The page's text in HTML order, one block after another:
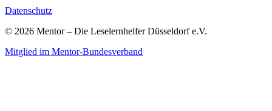
Datenschutz
© 2026 Mentor – Die Leselernhelfer Düsseldorf e.V.
Mitglied im Mentor-Bundesverband